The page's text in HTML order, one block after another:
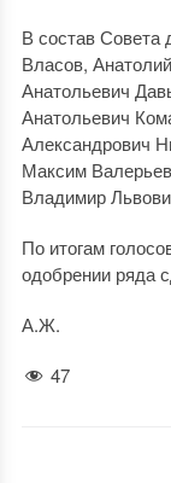
В состав Совета
Власов,
Анатольевич
Анатольевич
Александрович
Максим
Владимир
По итогам
одобрении ряда
А.Ж.
47